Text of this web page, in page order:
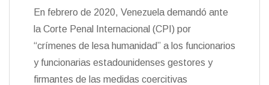
En febrero de 2020, Venezuela demandó ante
la Corte Penal Internacional (CPI) por
“crímenes de lesa humanidad” a los funcionarios
y funcionarias estadounidenses gestores y
firmantes de las medidas coercitivas